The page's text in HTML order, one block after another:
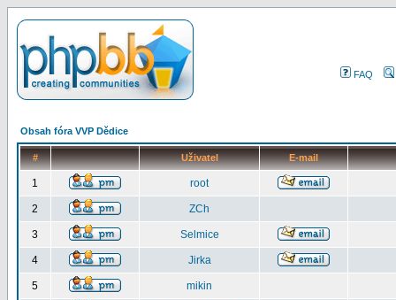
FAQ
Obsah fóra VVP Dědice
# Uživatel E-mail
1 root
2 ZCh
3 Selmice
4 Jirka
5 mikin